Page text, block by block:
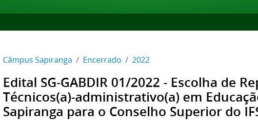
Câmpus Sapiranga Encerrado 2022
Edital SG-GABDIR 01/2022 - Escolha de
Técnicos(a)-administrativo(a) em
Sapiranga para o Conselho Superior do